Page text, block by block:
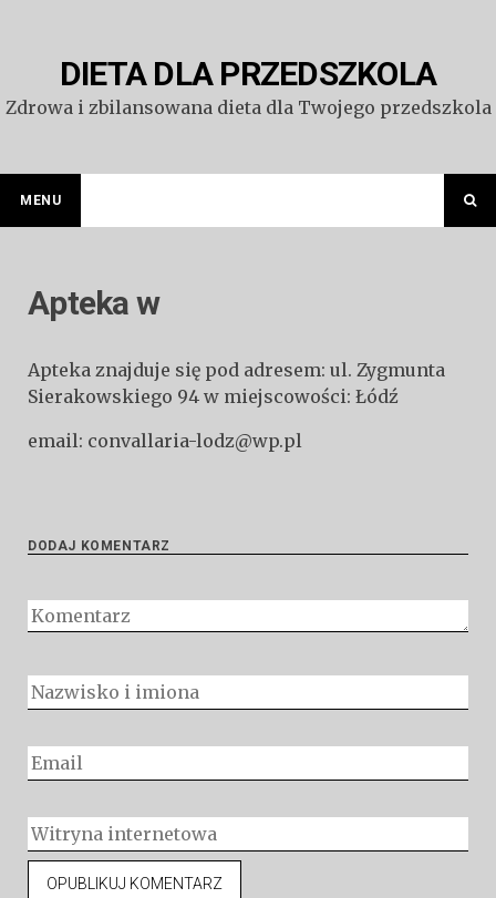
DIETA DLA PRZEDSZKOLA
Zdrowa i zbilansowana dieta dla Twojego przedszkola
MENU
Apteka w
Apteka znajduje się pod adresem: ul. Zygmunta
Sierakowskiego 94 w miejscowości: Łódź
email: convallaria-lodz@wp.pl
DODAJ KOMENTARZ